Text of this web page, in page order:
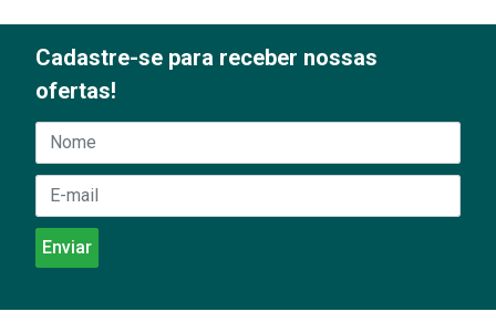
Cadastre-se para receber nossas
ofertas!